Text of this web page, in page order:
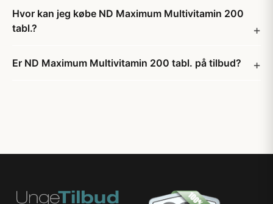
Hvor kan jeg købe ND Maximum Multivitamin 200
tabl.?
Er ND Maximum Multivitamin 200 tabl. på tilbud?